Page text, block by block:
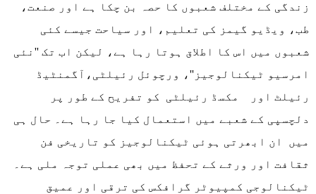
زندگی کے مختلف شعبوں کا حصہ بن چکا ہے اور صنعت،
طب، ویڈیو گیمز کی تعلیم، اور سیاحت جیسے کئی
شعبوں میں اس کا اطلاق ہوتا رہا ہے، لیکن اب تک ''نئی
امرسیو ٹیکنالوجیز''، ورچوئل رئیلٹی،آگمنٹیڈ
رئیلٹ اور مکسڈ رئیلٹی کو تفریح کے طور پر
دلچسپی کے شعبے میں استعمال کیا جا رہا ہے۔ حال ہی
میں ان ابھرتی ہوئی ٹیکنالوجیز کو تاریخی فن
ثقافت اور ورثے کے تحفظ میں بھی عملی توجہ ملی ہے۔
ٹیکنالوجی کمپیوٹر گرافکس کی ترقی اور عمیق